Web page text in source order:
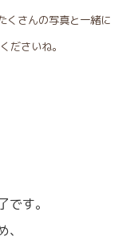
さんの写真と一緒に
ださいね。
す。